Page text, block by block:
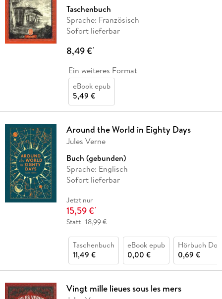
Taschenbuch
Sprache: Französisch
Sofort lieferbar
8,49 €*
Ein weiteres Format
eBook epub
5,49 €
Around the World in Eighty Days
Jules Verne
Buch (gebunden)
Sprache: Englisch
Sofort lieferbar
Jetzt nur
15,59 €*
Statt 18,99 €
Taschenbuch
11,49 €
eBook epub
0,00 €
Hörbuch
0,69 €
Vingt mille lieues sous les mers